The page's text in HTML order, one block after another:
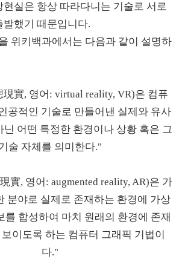
현실은 항상 따라다니는 기술로 서로
발했기 때문입니다.
위키백과에서는 다음과 같이 설명하
實, 영어: virtual reality, VR)은 컴퓨
공적인 기술로 만들어낸 실제와 유사
닌 어떤 특정한 환경이나 상황 혹은 그
술 자체를 의미한다."
實, 영어: augmented reality, AR)은 가
분야로 실제로 존재하는 환경에 가상
를 합성하여 마치 원래의 환경에 존재
이도록 하는 컴퓨터 그래픽 기법이
다."